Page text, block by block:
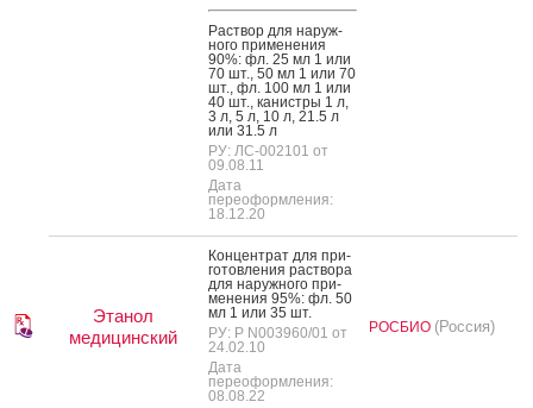
Рас­твор для на­руж­
но­го при­мене­ния
90%: фл. 25 мл 1 или
70 шт., 50 мл 1 или 70
шт., фл. 100 мл 1 или
40 шт., ка­нис­тры 1 л,
3 л, 5 л, 10 л, 21.5 л
или 31.5 л
РУ: ЛС-002101 от
09.08.11
Дата
переоформления:
18.12.20
Этанол
медицинский
Кон­цен­трат для при­
готов­ле­ния рас­тво­ра
для на­руж­но­го при­
мене­ния 95%: фл. 50
мл 1 или 35 шт.
РУ: Р N003960/01 от
24.02.10
Дата
переоформления:
08.08.22
РОСБИО (Россия)